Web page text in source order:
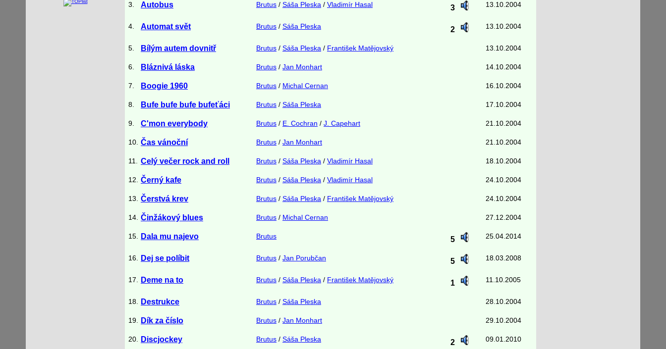
3. Autobus Brutus / Sáša Pleska / Vladimír Hasal 3 13.10.2004
4. Automat svět Brutus / Sáša Pleska 2 13.10.2004
5. Bílým autem dovnitř Brutus / Sáša Pleska / František Matějovský 13.10.2004
6. Bláznivá láska Brutus / Jan Monhart 14.10.2004
7. Boogie 1960 Brutus / Michal Cernan 16.10.2004
8. Bufe bufe bufe bufeťáci Brutus / Sáša Pleska 17.10.2004
9. C'mon everybody Brutus / E. Cochran / J. Capehart 21.10.2004
10. Čas vánoční Brutus / Jan Monhart 21.10.2004
11. Celý večer rock and roll Brutus / Sáša Pleska / Vladimír Hasal 18.10.2004
12. Černý kafe Brutus / Sáša Pleska / Vladimír Hasal 24.10.2004
13. Čerstvá krev Brutus / Sáša Pleska / František Matějovský 24.10.2004
14. Činžákový blues Brutus / Michal Cernan 27.12.2004
15. Dala mu najevo Brutus 5 25.04.2014
16. Dej se políbit Brutus / Jan Porubčan 5 18.03.2008
17. Deme na to Brutus / Sáša Pleska / František Matějovský 1 11.10.2005
18. Destrukce Brutus / Sáša Pleska 28.10.2004
19. Dík za číslo Brutus / Jan Monhart 29.10.2004
20. Discjockey Brutus / Sáša Pleska 2 09.01.2010